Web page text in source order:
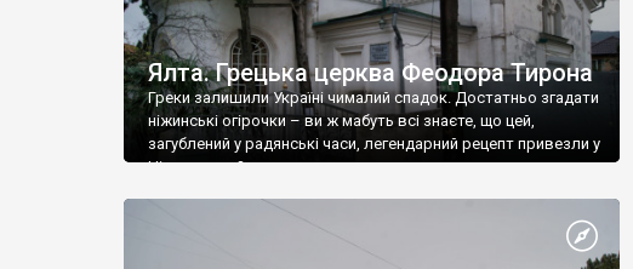
Ялта. Грецька церква Феодора Тирона
Греки залишили Україні чималий спадок. Достатньо згадати
ніжинські огірочки – ви ж мабуть всі знаєте, що цей,
загублений у радянські часи, легендарний рецепт привезли у
Ніжин греки?